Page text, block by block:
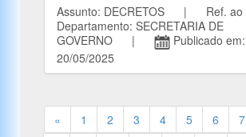
Assunto: DECRETOS | Ref. ao
Departamento: SECRETARIA DE
GOVERNO |
Publicado em:
20/05/2025
« 1 2 3 4 5 6
7